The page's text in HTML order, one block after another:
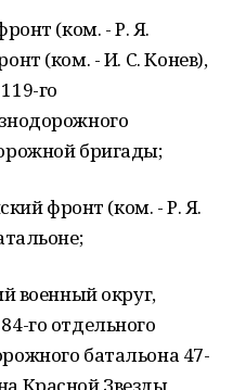
(ком. - Р. Я.
(ком. - И. С. Конев),
го
бригады;
фронт (ком. - Р. Я.
военный округ,
го отдельного
батальона 47-